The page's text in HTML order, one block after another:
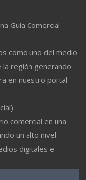
Guía Comercial -
como uno del medio
la región generando
en nuestro portal
comercial en una
un alto nivel
digitales e